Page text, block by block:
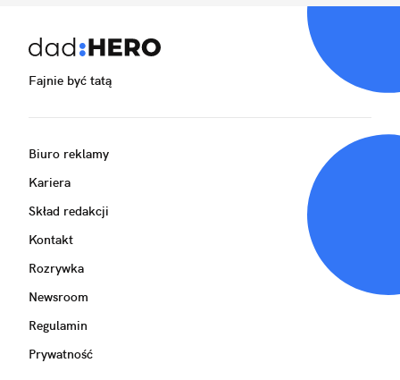
Fajnie być tatą
Biuro reklamy
Kariera
Skład redakcji
Kontakt
Rozrywka
Newsroom
Regulamin
Prywatność